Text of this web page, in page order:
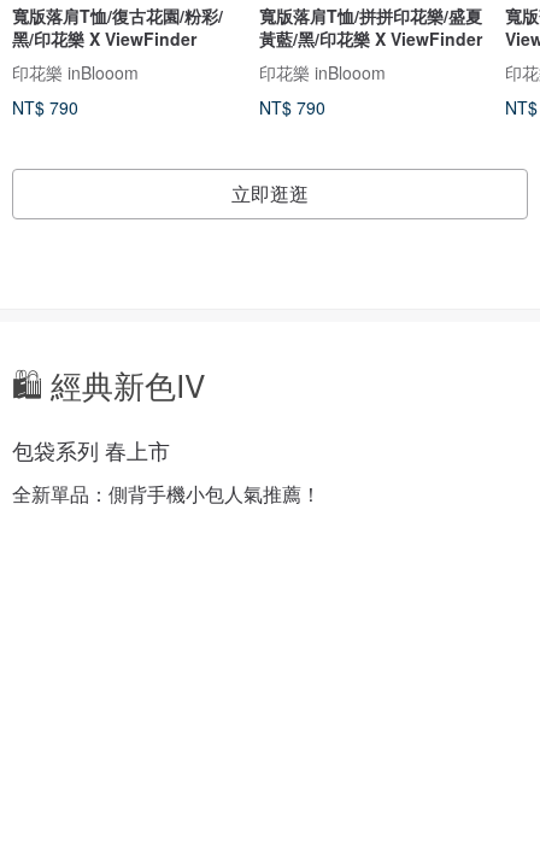
寬版落肩T恤/復古花園/粉彩/
黑/印花樂 X ViewFinder
印花樂 inBlooom
NT$ 790
寬版落肩T恤/拼拼印花樂/盛夏
黃藍/黑/印花樂 X ViewFinder
印花樂 inBlooom
NT$ 790
寬
印
立即逛逛
🛍️ 經典新色IV
包袋系列 春上市
全新單品：側背手機小包人氣推薦！